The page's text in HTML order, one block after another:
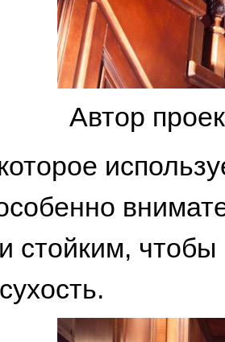
Автор
стойким,